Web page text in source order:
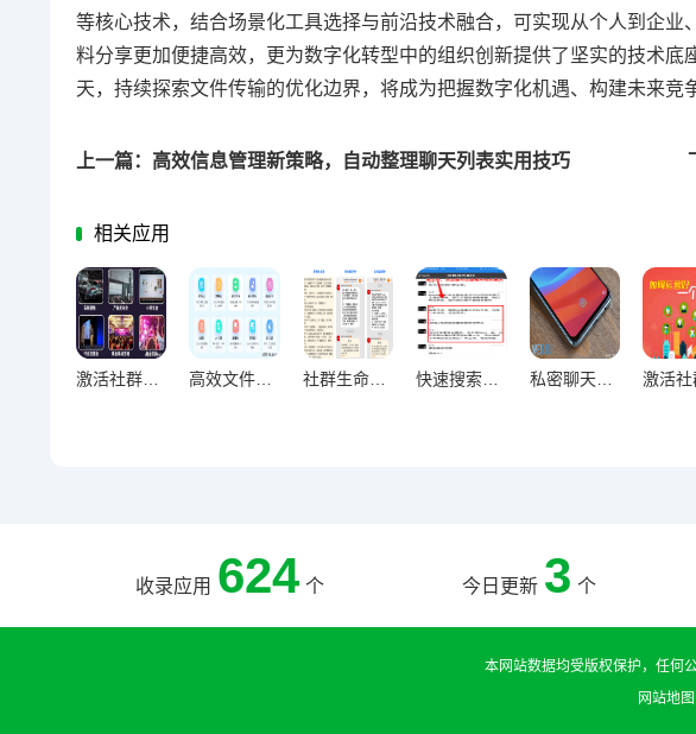
等核心技术，结合场景化工具选择与前沿技术融合，可实现从个人到企
料分享更加便捷高效，更为数字化转型中的组织创新提供了坚实的技术
天，持续探索文件传输的优化边界，将成为把握数字化机遇、构建未来竞
上一篇：高效信息管理新策略，自动整理聊天列表实用技巧
相关应用
激活社群氛围必备，13个创意互动小游戏全解析 社群生命力激活术，群组互动策略与成员参与感提升实践指南 私密聊天终极防护，隐藏加密技巧构建信息安全屏障指南
收录应用 624 个 今日更新 3 个
本网站数据均受版权保护，任何
网站地图